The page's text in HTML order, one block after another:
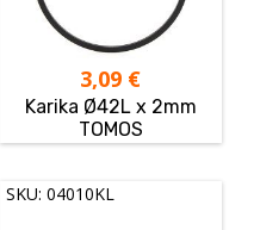
3,09 €
Karika Ø42L x 2mm
TOMOS
SKU: 04010KL